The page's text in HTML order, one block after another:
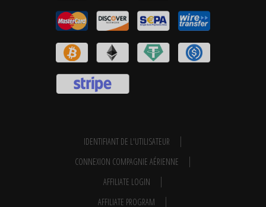
IDENTIFIANT DE L'UTILISATEUR
CONNEXION COMPAGNIE AÉRIENNE
AFFILIATE LOGIN
AFFILIATE PROGRAM